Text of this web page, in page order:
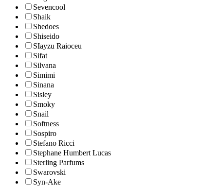
Sevencool
Shaik
Shedoes
Shiseido
SIayzu Raioceu
Sifat
Silvana
Simimi
Sinana
Sisley
Smoky
Snail
Softness
Sospiro
Stefano Ricci
Stephane Humbert Lucas
Sterling Parfums
Swarovski
Syn-Ake